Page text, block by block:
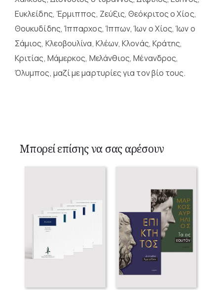
Ευκλείδης, Έρμιππος, Ζεύξις, Θεόκριτος ο Χίος,
Θουκυδίδης, Ίππαρχος, Ίππων, Ίων ο Χίος, Ίων ο
Σάμιος, Κλεοβουλίνα, Κλέων, Κλονάς, Κράτης,
Κριτίας, Μάμερκος, Μελάνθιος, Μένανδρος,
Όλυμπος, μαζί με μαρτυρίες για τον βίο τους.
Μπορεί επίσης να σας αρέσουν